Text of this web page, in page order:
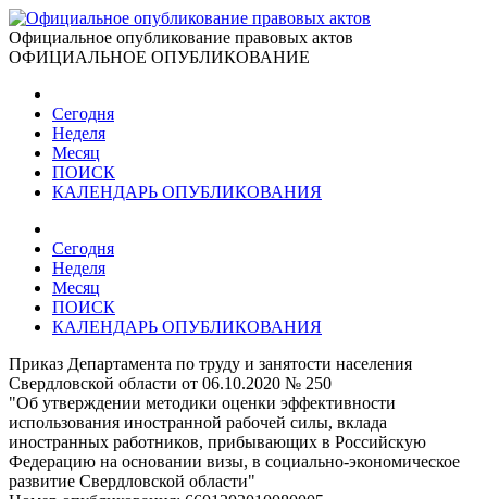
Официальное опубликование правовых актов
ОФИЦИАЛЬНОЕ ОПУБЛИКОВАНИЕ
Сегодня
Неделя
Месяц
ПОИСК
КАЛЕНДАРЬ ОПУБЛИКОВАНИЯ
Сегодня
Неделя
Месяц
ПОИСК
КАЛЕНДАРЬ ОПУБЛИКОВАНИЯ
Приказ Департамента по труду и занятости населения
Свердловской области от 06.10.2020 № 250
"Об утверждении методики оценки эффективности
использования иностранной рабочей силы, вклада
иностранных работников, прибывающих в Российскую
Федерацию на основании визы, в социально-экономическое
развитие Свердловской области"